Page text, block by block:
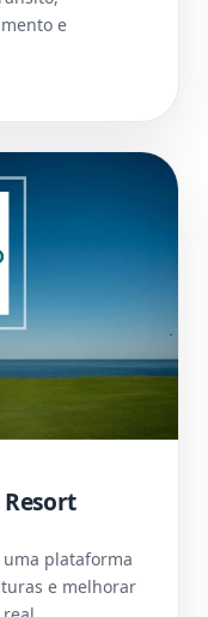
e
uma plataforma
e melhorar